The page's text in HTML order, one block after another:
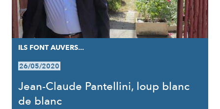
ILS FONT AUVERS...
26/05/2020
Jean-Claude Pantellini, loup blanc
de blanc